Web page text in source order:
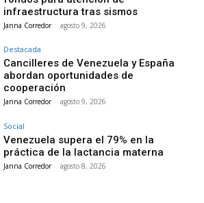
infraestructura tras sismos
Janna Corredor - agosto 9, 2026
Destacada
Cancilleres de Venezuela y España
abordan oportunidades de
cooperación
Janna Corredor - agosto 9, 2026
Social
Venezuela supera el 79% en la
práctica de la lactancia materna
Janna Corredor - agosto 8, 2026